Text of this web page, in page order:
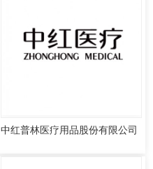
中红普林医疗用品股份有限公司